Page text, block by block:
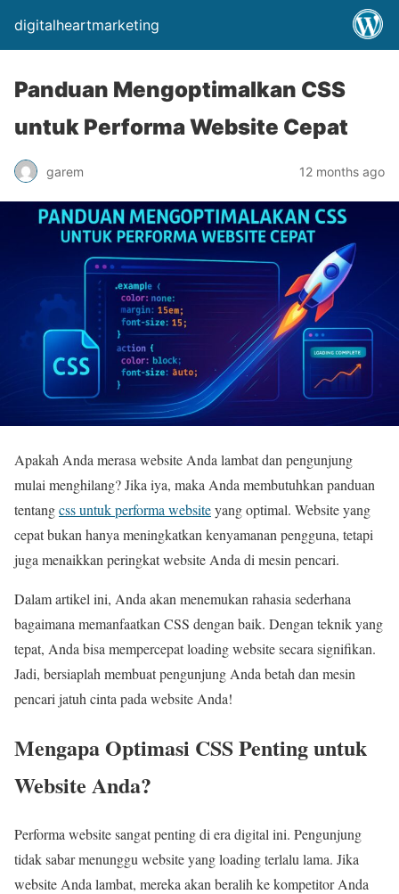
digitalheartmarketing
Panduan Mengoptimalkan CSS
untuk Performa Website Cepat
garem 12 months ago
Apakah Anda merasa website Anda lambat dan pengunjung
mulai menghilang? Jika iya, maka Anda membutuhkan panduan
tentangcss untuk performa websiteyang optimal. Website yang
cepat bukan hanya meningkatkan kenyamanan pengguna, tetapi
juga menaikkan peringkat website Anda di mesin pencari.
Dalam artikel ini, Anda akan menemukan rahasia sederhana
bagaimana memanfaatkan CSS dengan baik. Dengan teknik yang
tepat, Anda bisa mempercepat loading website secara signifikan.
Jadi, bersiaplah membuat pengunjung Anda betah dan mesin
pencari jatuh cinta pada website Anda!
Mengapa Optimasi CSS Penting untuk
Website Anda?
Performa website sangat penting di era digital ini. Pengunjung
tidak sabar menunggu website yang loading terlalu lama. Jika
website Anda lambat, mereka akan beralih ke kompetitor Anda